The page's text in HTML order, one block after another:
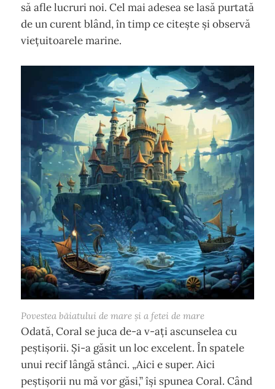
să afle lucruri noi. Cel mai adesea se lasă purtată
de un curent blând, în timp ce citește și observă
viețuitoarele marine.
Povestea băiatului de mare și a fetei de mare
Odată, Coral se juca de-a v-ați ascunselea cu
peștișorii. Și-a găsit un loc excelent. În spatele
unui recif lângă stânci. „Aici e super. Aici
peștișorii nu mă vor găsi,” își spunea Coral. Când